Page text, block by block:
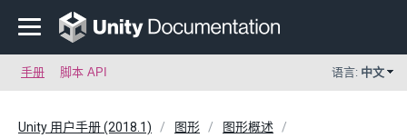
手册 脚本 API 语言: 中文
Unity 用户手册 (2018.1) 图形
图形概述